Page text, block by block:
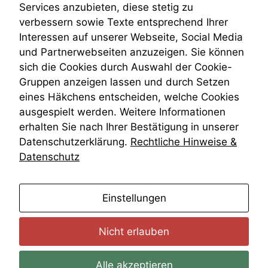
Venezuela
VRK
Wiederherstellungsanordnung
Zivilprozessordnung
ZPO
Zustellfiktion
Zuständigkeit
Öffentliches Personalrecht
Öffentlichkeitsprinzip
Services anzubieten, diese stetig zu
verbessern sowie Texte entsprechend Ihrer
Interessen auf unserer Webseite, Social Media
und Partnerwebseiten anzuzeigen. Sie können
sich die Cookies durch Auswahl der Cookie-
Gruppen anzeigen lassen und durch Setzen
eines Häkchens entscheiden, welche Cookies
ausgespielt werden. Weitere Informationen
erhalten Sie nach Ihrer Bestätigung in unserer
Datenschutzerklärung. Rechtliche Hinweise &
Datenschutz
Einstellungen
Nicht erlauben
Alle akzeptieren
Daten auf.
Funktionalität
Einige
Funktionen auf
dieser Website
sind optional.
Wenn Sie
diese Option
deaktivieren,
kann die
funktionieren.
Wir speichern
anonyme Daten ab,